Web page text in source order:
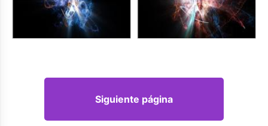
Siguiente página